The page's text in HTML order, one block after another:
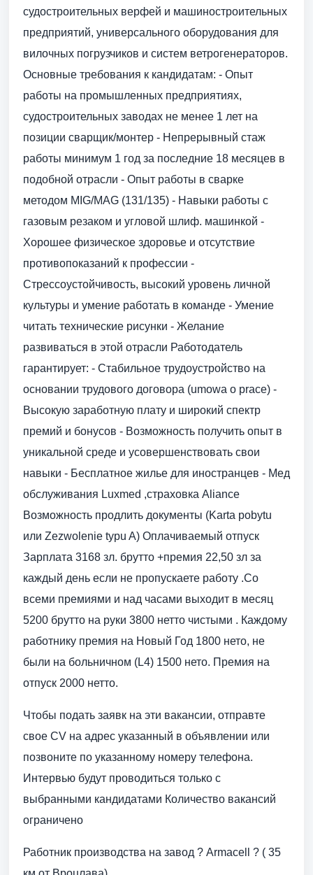
судостроительных верфей и машиностроительных
предприятий, универсального оборудования для
вилочных погрузчиков и систем ветрогенераторов.
Основные требования к кандидатам: - Опыт
работы на промышленных предприятиях,
судостроительных заводах не менее 1 лет на
позиции сварщик/монтер - Непрерывный стаж
работы минимум 1 год за последние 18 месяцев в
подобной отрасли - Опыт работы в сварке
методом MIG/MAG (131/135) - Навыки работы с
газовым резаком и угловой шлиф. машинкой -
Хорошее физическое здоровье и отсутствие
противопоказаний к профессии -
Стрессоустойчивость, высокий уровень личной
культуры и умение работать в команде - Умение
читать технические рисунки - Желание
развиваться в этой отрасли Работодатель
гарантирует: - Стабильное трудоустройство на
основании трудового договора (umowa o prace) -
Высокую заработную плату и широкий спектр
премий и бонусов - Возможность получить опыт в
уникальной среде и усовершенствовать свои
навыки - Бесплатное жилье для иностранцев - Мед
обслуживания Luxmed ,страховка Aliance
Возможность продлить документы (Karta pobytu
или Zezwolenie typu A) Оплачиваемый отпуск
Зарплата 3168 зл. брутто +премия 22,50 зл за
каждый день если не пропускаете работу .Со
всеми премиями и над часами выходит в месяц
5200 брутто на руки 3800 нетто чистыми . Каждому
работнику премия на Новый Год 1800 нето, не
были на больничном (L4) 1500 нето. Премия на
отпуск 2000 нетто.
Чтобы подать заявк на эти вакансии, отправте
свое CV на адрес указанный в объявлении или
позвоните по указанному номеру телефона.
Интервью будут проводиться только с
выбранными кандидатами Количество вакансий
ограничено
Работник производства на завод ? Armacell ? ( 35